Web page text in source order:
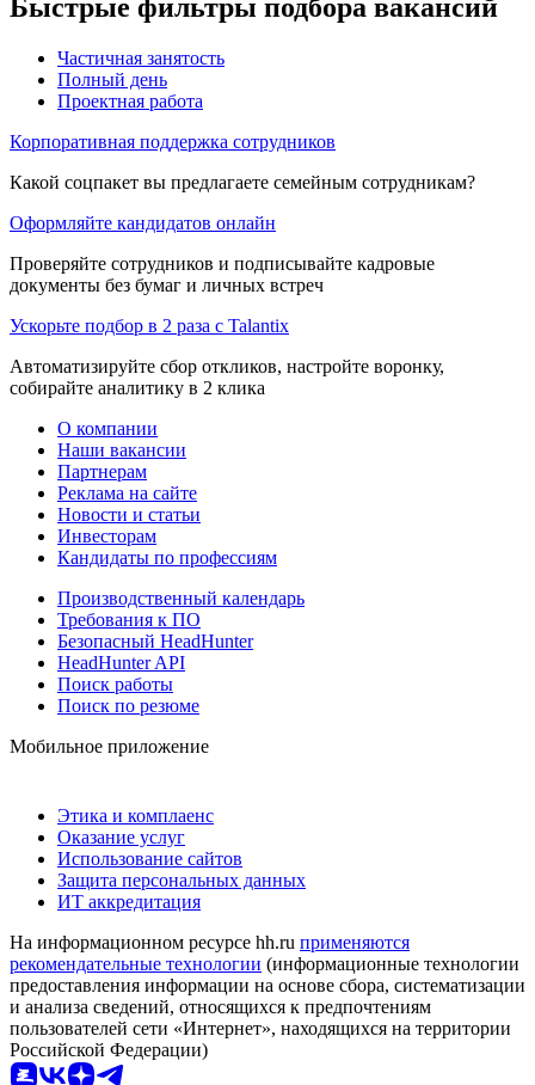
Быстрые фильтры подбора вакансий
Частичная занятость
Полный день
Проектная работа
Корпоративная поддержка сотрудников
Какой соцпакет вы предлагаете семейным сотрудникам?
Оформляйте кандидатов онлайн
Проверяйте сотрудников и подписывайте кадровые
документы без бумаг и личных встреч
Ускорьте подбор в 2 раза с Talantix
Автоматизируйте сбор откликов, настройте воронку,
собирайте аналитику в 2 клика
О компании
Наши вакансии
Партнерам
Реклама на сайте
Новости и статьи
Инвесторам
Кандидаты по профессиям
Производственный календарь
Требования к ПО
Безопасный HeadHunter
HeadHunter API
Поиск работы
Поиск по резюме
Мобильное приложение
Этика и комплаенс
Оказание услуг
Использование сайтов
Защита персональных данных
ИТ аккредитация
На информационном ресурсе hh.ru применяются
рекомендательные технологии (информационные технологии
предоставления информации на основе сбора, систематизации
и анализа сведений, относящихся к предпочтениям
пользователей сети «Интернет», находящихся на территории
Российской Федерации)